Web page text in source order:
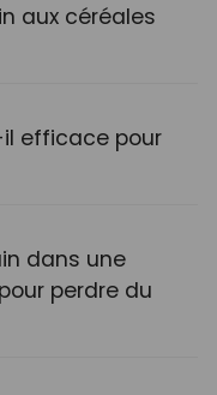
aux céréales
efficace pour
dans une
perdre du